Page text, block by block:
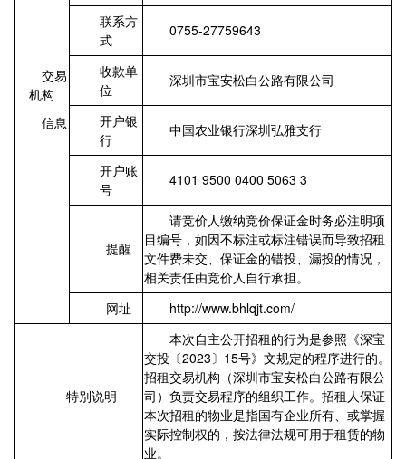
交易
机构
信息
联系方
式
0755-27759643
收款单
位
深圳市宝安松白公路有限公司
开户银
行
中国农业银行深圳弘雅支行
开户账
号
4101 9500 0400 5063 3
提醒
请竞价人缴纳竞价保证金时务必注明项
目编号，如因不标注或标注错误而导致招租
文件费未交、保证金的错投、漏投的情况，
相关责任由竞价人自行承担。
网址
http://www.bhlqjt.com/
特别说明
本次自主公开招租的行为是参照《深宝
交投〔2023〕15号》文规定的程序进行的。
招租交易机构（深圳市宝安松白公路有限公
司）负责交易程序的组织工作。招租人保证
本次招租的物业是指国有企业所有、或掌握
实际控制权的，按法律法规可用于租赁的物
业。